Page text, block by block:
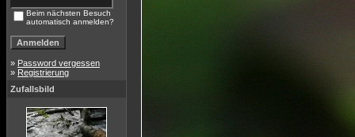
Beim nächsten Besuch
automatisch anmelden?
» Password vergessen
» Registrierung
Zufallsbild